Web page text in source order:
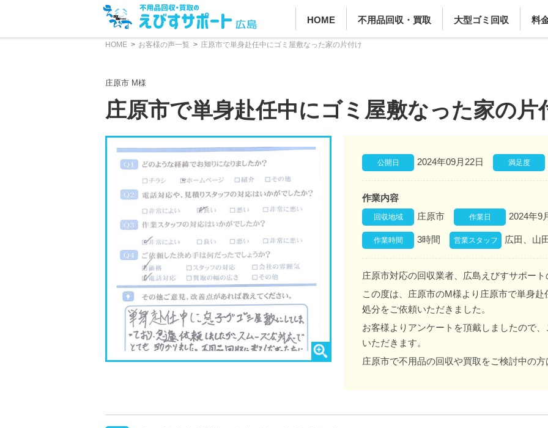
HOME 不用品回収・買取 大型ゴミ回収 料
HOME お客様の声一覧 庄原市で単身赴任中にゴミ屋敷なった家の片付け
庄原市 M様
庄原市で単身赴任中にゴミ屋敷なった家の片
公開日 2024年09月22日 満足度
作業内容
回収地域 庄原市 作業日 2024年9
作業時間 3時間 営業スタッフ 広田、山
庄原市対応の回収業者、広島えびすサポー
この度は、庄原市のM様より庄原市で単身
処分をご依頼いただきました。
お客様よりアンケートを頂戴しましたので
いただきます。
庄原市で不用品の回収や買取をご検討中の